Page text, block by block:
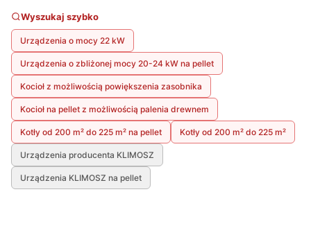
Wyszukaj szybko
Urządzenia o mocy 22 kW
Urządzenia o zbliżonej mocy 20-24 kW na pellet
Kocioł z możliwością powiększenia zasobnika
Kocioł na pellet z możliwością palenia drewnem
Kotły od 200 m² do 225 m² na pellet Kotły od 200 m² do 225 m²
Urządzenia producenta KLIMOSZ
Urządzenia KLIMOSZ na pellet